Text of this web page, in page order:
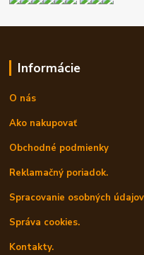
Informácie
O nás
Ako nakupovať
Obchodné podmienky
Reklamačný poriadok.
Spracovanie osobných
Správa cookies.
Kontakty.